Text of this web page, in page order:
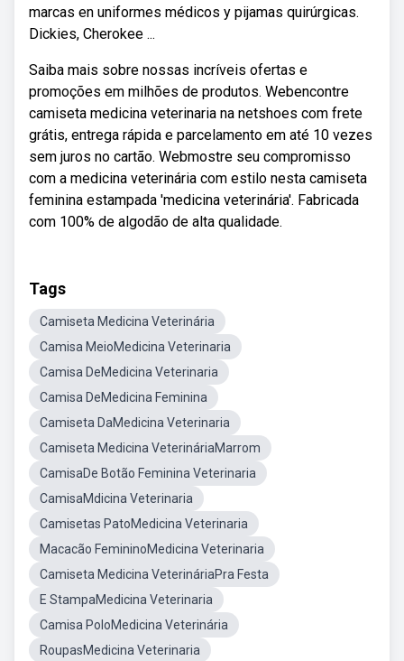
marcas en uniformes médicos y pijamas quirúrgicas.
Dickies, Cherokee ...
Saiba mais sobre nossas incríveis ofertas e
promoções em milhões de produtos. Webencontre
camiseta medicina veterinaria na netshoes com frete
grátis, entrega rápida e parcelamento em até 10 vezes
sem juros no cartão. Webmostre seu compromisso
com a medicina veterinária com estilo nesta camiseta
feminina estampada 'medicina veterinária'. Fabricada
com 100% de algodão de alta qualidade.
Tags
Camiseta Medicina Veterinária
Camisa MeioMedicina Veterinaria
Camisa DeMedicina Veterinaria
Camisa DeMedicina Feminina
Camiseta DaMedicina Veterinaria
Camiseta Medicina VeterináriaMarrom
CamisaDe Botão Feminina Veterinaria
CamisaMdicina Veterinaria
Camisetas PatoMedicina Veterinaria
Macacão FemininoMedicina Veterinaria
Camiseta Medicina VeterináriaPra Festa
E StampaMedicina Veterinaria
Camisa PoloMedicina Veterinária
RoupasMedicina Veterinaria